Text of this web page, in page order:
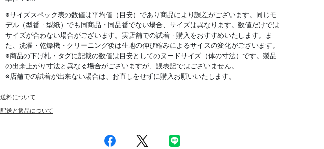
※サイズスペック表の数値は平均値（目安）であり商品により誤差がございます。同じモ
デル（型番・型紙）でも同商品・同品番でない場合、サイズは異なります。数値だけでは
サイズが合わない場合がございます。実店舗での試着・購入をおすすめいたします。ま
た、洗濯・乾燥機・クリーニング後は生地の伸び縮みによるサイズの変化がございます。
※商品の下げ札・タグに記載の数値は目安としてのヌードサイズ（体の寸法）です。製品
の出来上がり寸法と異なる場合がございますが、誤表記ではございません。
※店舗での試着が出来ない場合は、お直しをせずに購入お願いいたします。
送料について
配送と返品について